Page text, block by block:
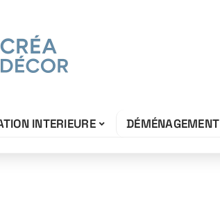
INTERIEURE DÉMÉNAGEMENT